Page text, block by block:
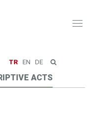
TR EN DE
ACTS